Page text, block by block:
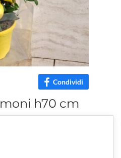
Condividi
h70 cm